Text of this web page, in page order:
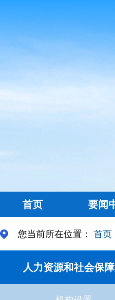
首页 要闻
您当前所在位置： 首页
人力资源和社会保